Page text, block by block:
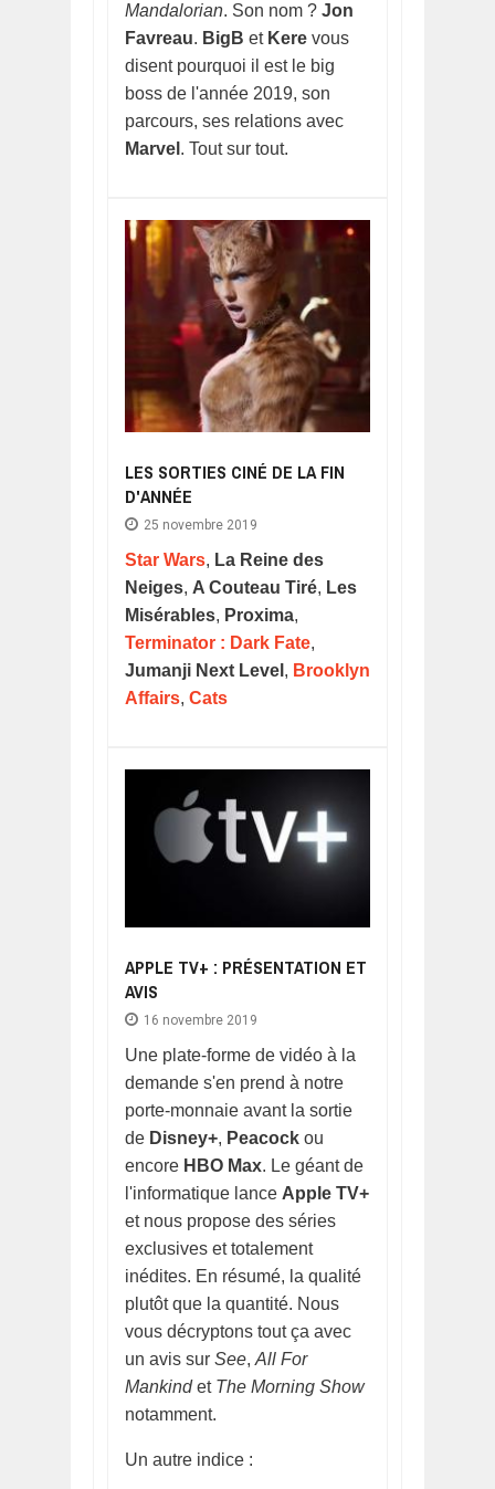
Mandalorian. Son nom ? Jon
Favreau. BigB et Kere vous
disent pourquoi il est le big
boss de l'année 2019, son
parcours, ses relations avec
Marvel . Tout sur tout.
LES SORTIES CINÉ DE LA FIN
D'ANNÉE
25 novembre 2019
Star Wars, La Reine des
Neiges, A Couteau Tiré, Les
Misérables, Proxima,
Terminator : Dark Fate,
Jumanji Next Level , Brooklyn
Affairs, Cats
APPLE TV+ : PRÉSENTATION ET
AVIS
16 novembre 2019
Une plate-forme de vidéo à la
demande s'en prend à notre
porte-monnaie avant la sortie
de Disney+, Peacock ou
encore HBO Max. Le géant de
l'informatique lance Apple TV+
et nous propose des séries
exclusives et totalement
inédites. En résumé, la qualité
plutôt que la quantité. Nous
vous décryptons tout ça avec
un avis sur See,All For
Mankindet The Morning Show
notamment.
Un autre indice :